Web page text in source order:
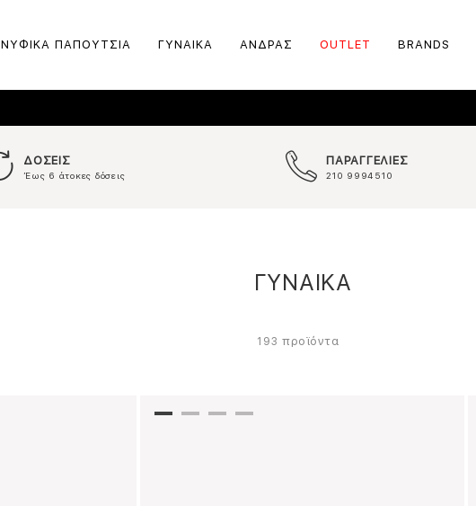
ΝΥΦΙΚΑ ΠΑΠΟΥΤΣΙΑ ΓΥΝΑΙΚΑ ΑΝΔΡΑΣ OUTLET BRANDS
ΔΟΣΕΙΣ
Έως 6 άτοκες δόσεις
ΠΑΡΑΓΓΕΛΙΕΣ
210 9994510
ΓΥΝΑΙΚΑ
193 προϊόντα